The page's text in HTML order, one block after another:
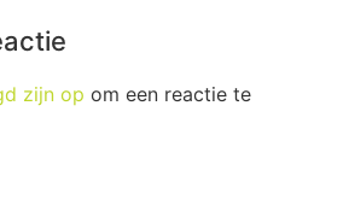
zijn op om een reactie te